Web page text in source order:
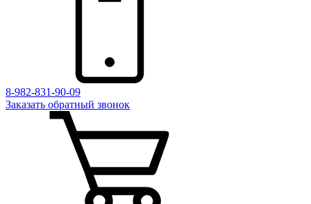
8-982-831-90-09
Заказать обратный звонок